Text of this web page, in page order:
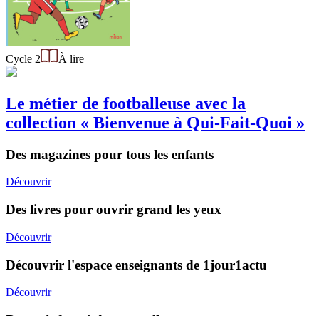
Cycle 2 À lire
Le métier de footballeuse avec la
collection « Bienvenue à Qui-Fait-Quoi »
Des magazines pour tous les enfants
Découvrir
Des livres pour ouvrir grand les yeux
Découvrir
Découvrir l'espace enseignants de 1jour1actu
Découvrir